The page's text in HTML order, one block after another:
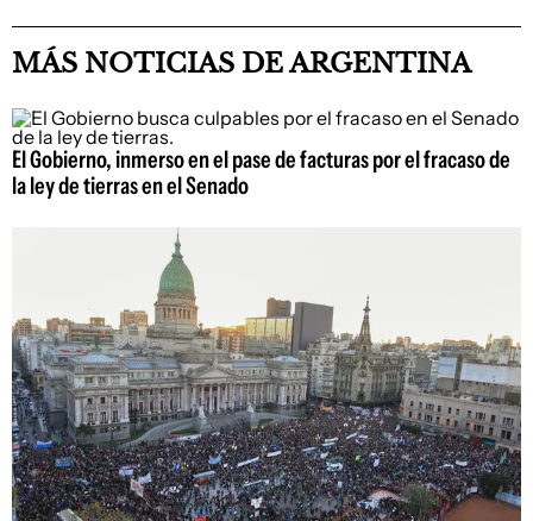
MÁS NOTICIAS DE ARGENTINA
El Gobierno, inmerso en el pase de facturas por el fracaso de
la ley de tierras en el Senado